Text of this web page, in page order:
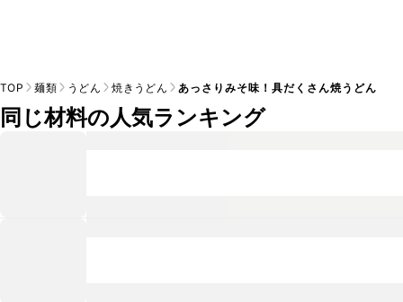
TOP 麺類 うどん 焼きうどん あっさりみそ味！具だくさん焼うどん
同じ材料の人気ランキング